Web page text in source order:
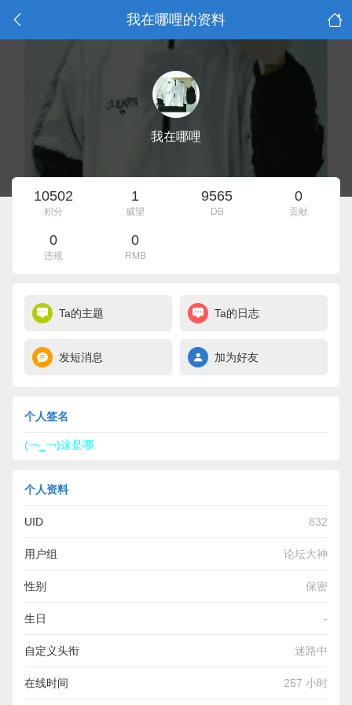
我在哪哩的资料
我在哪哩
10502
积分
1
威望
9565
DB
0
贡献
0
违规
0
RMB
Ta的主题 Ta的日志
发短消息 加为好友
个人签名
(￢_￢)这是哪.
个人资料
UID 832
用户组 论坛大神
性别 保密
生日 -
自定义头衔 迷路中
在线时间 257 小时